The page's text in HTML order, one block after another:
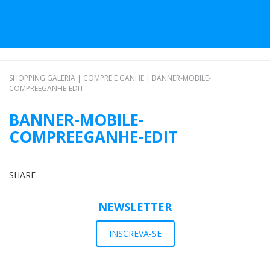
SHOPPING GALERIA | COMPRE E GANHE | BANNER-MOBILE-
COMPREEGANHE-EDIT
BANNER-MOBILE-
COMPREEGANHE-EDIT
SHARE
NEWSLETTER
INSCREVA-SE